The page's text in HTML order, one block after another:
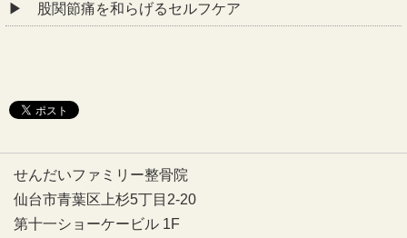
股関節痛を和らげるセルフケア
せんだいファミリー整骨院
仙台市青葉区上杉5丁目2-20
第十一ショーケービル 1F